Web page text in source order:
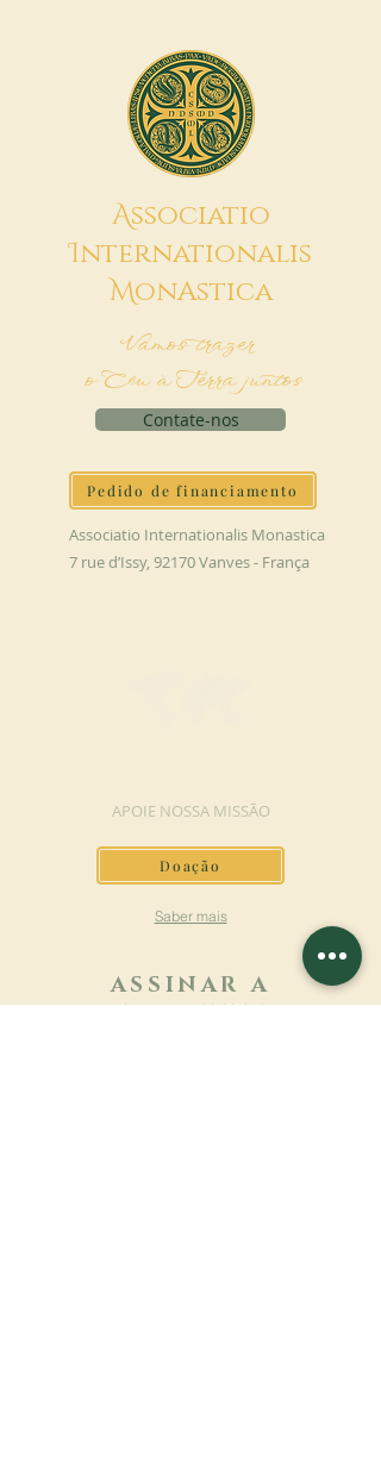
Associatio
Internationalis
MonAstica
Vamos trazer
o Céu à Terra juntos
Contate-nos
Pedido de financiamento
Associatio Internationalis Monastica
7 rue d’Issy, 92170 Vanves - França
APOIE NOSSA MISSÃO
Doação
Saber mais
ASSINAR A
NEWSLETTER